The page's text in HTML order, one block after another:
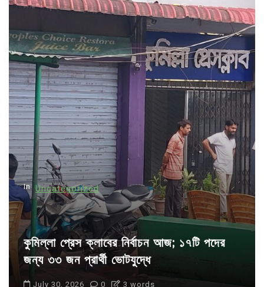
a
v
i
g
a
t
i
o
n
In Uncategorized
কুমিল্লা প্রেস ক্লাবের নির্বাচন আজ; ১৭টি পদের
জন্য ৩৩ জন প্রার্থী ভোটযুদ্ধে
July 30, 2026 0 3 words